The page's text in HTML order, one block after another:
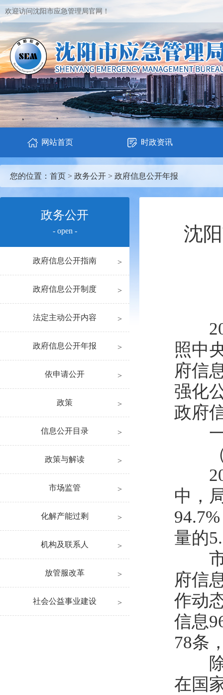
欢迎访问沈阳市应急管理局官网！
网站首页 时政资讯
您的位置： 首页 > 政务公开 > 政府信息公开年报
政务公开
- open -
政府信息公开指南
政府信息公开制度
法定主动公开内容
政府信息公开年报
依申请公开
政策
信息公开目录
政策与解读
市场监管
化解产能过剩
机构及联系人
放管服改革
社会公益事业建设
沈
照中
府信
强化
政府
一
（
中，
量的
市
府信
作动
信息
78条
除
在国